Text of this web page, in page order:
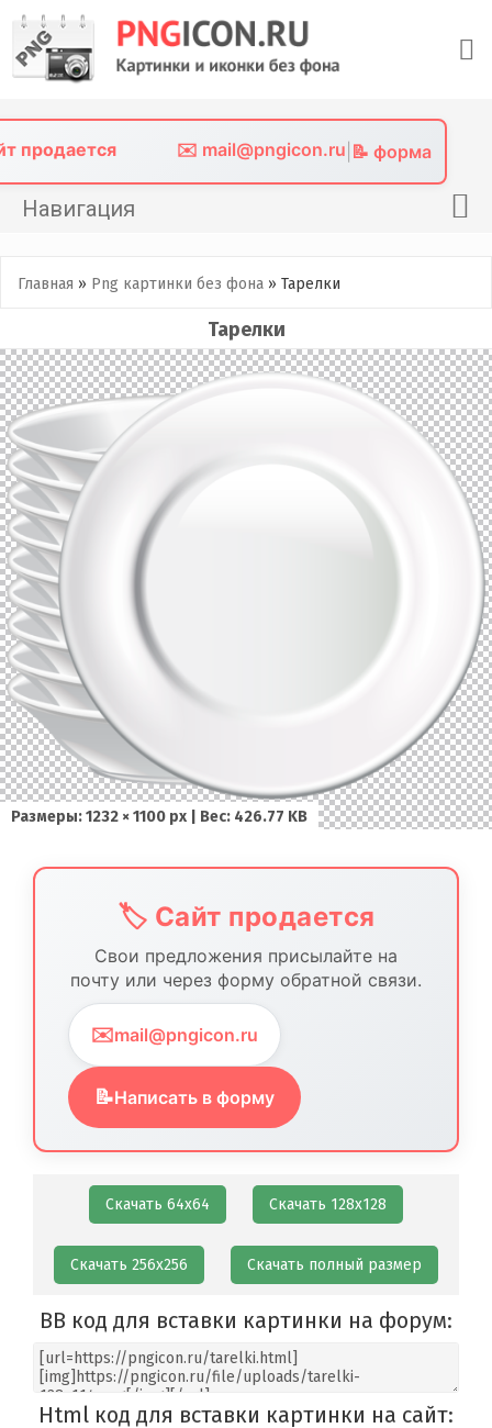
content
продается ✉️ mail@pngicon.ru 📝 форма
Навигация
Png иконки
Фото без фона
Контакты
Главная » Png картинки без фона » Тарелки
Тарелки
Размеры: 1232 × 1100 px | Вес: 426.77 KB
🏷️ Сайт продается
Свои предложения присылайте на
почту или через форму обратной связи.
✉️mail@pngicon.ru
📝Написать в форму
Скачать 64х64 Скачать 128х128
Скачать 256х256 Скачать полный размер
BB код для вставки картинки на форум:
Html код для вставки картинки на сайт: